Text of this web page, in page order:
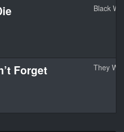
Black
Forget They